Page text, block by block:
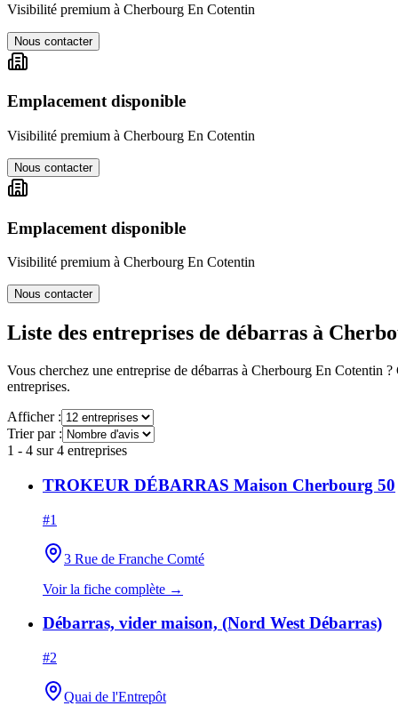
Visibilité premium à Cherbourg En Cotentin
Nous contacter
Emplacement disponible
Visibilité premium à Cherbourg En Cotentin
Nous contacter
Emplacement disponible
Visibilité premium à Cherbourg En Cotentin
Nous contacter
Liste des entreprises de débarras à
Vous cherchez une entreprise de débarras à Cherbourg En Cotentin ?
entreprises.
Afficher :
Trier par :
1 - 4 sur4 entreprises
TROKEUR DÉBARRAS Maison Cherbourg 50
#1
3 Rue de Franche Comté
Voir la fiche complète →
Débarras, vider maison, (Nord West Débarras)
#2
Quai de l'Entrepôt